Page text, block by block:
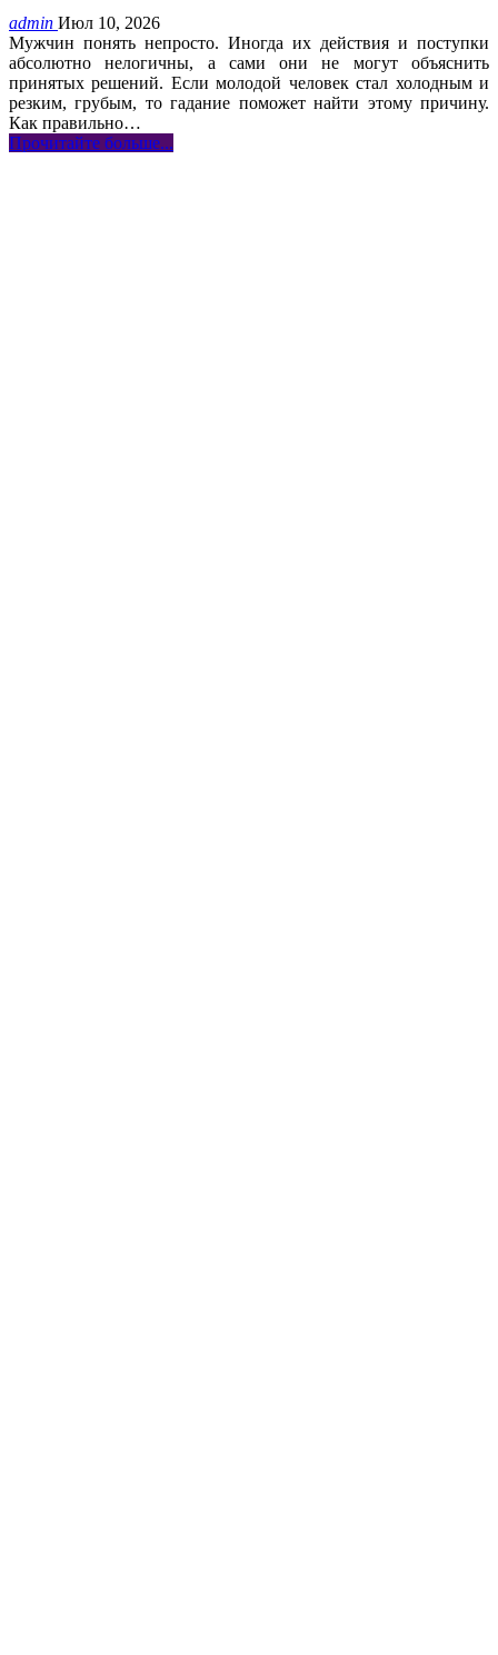
admin Июл 10, 2026
Мужчин понять непросто. Иногда их действия и поступки
абсолютно нелогичны, а сами они не могут объяснить
принятых решений. Если молодой человек стал холодным и
резким, грубым, то гадание поможет найти этому причину.
Как правильно…
Прочитайте больше...